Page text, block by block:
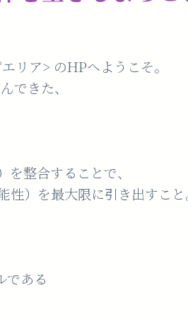
ア> のHPへようこそ。
できた、
整合することで、
性）を最大限に引き出すこ
である